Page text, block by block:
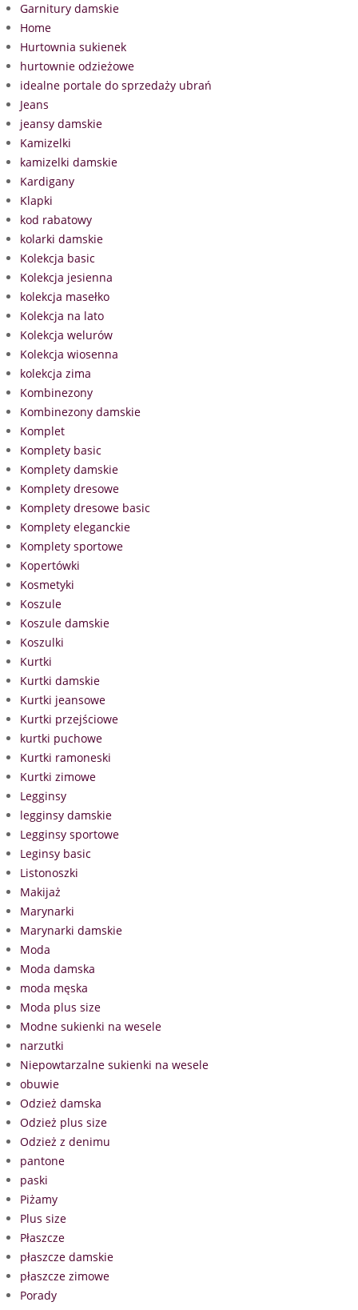
Garnitury damskie
Home
Hurtownia sukienek
hurtownie odzieżowe
idealne portale do sprzedaży ubrań
Jeans
jeansy damskie
Kamizelki
kamizelki damskie
Kardigany
Klapki
kod rabatowy
kolarki damskie
Kolekcja basic
Kolekcja jesienna
kolekcja masełko
Kolekcja na lato
Kolekcja welurów
Kolekcja wiosenna
kolekcja zima
Kombinezony
Kombinezony damskie
Komplet
Komplety basic
Komplety damskie
Komplety dresowe
Komplety dresowe basic
Komplety eleganckie
Komplety sportowe
Kopertówki
Kosmetyki
Koszule
Koszule damskie
Koszulki
Kurtki
Kurtki damskie
Kurtki jeansowe
Kurtki przejściowe
kurtki puchowe
Kurtki ramoneski
Kurtki zimowe
Legginsy
legginsy damskie
Legginsy sportowe
Leginsy basic
Listonoszki
Makijaż
Marynarki
Marynarki damskie
Moda
Moda damska
moda męska
Moda plus size
Modne sukienki na wesele
narzutki
Niepowtarzalne sukienki na wesele
obuwie
Odzież damska
Odzież plus size
Odzież z denimu
pantone
paski
Piżamy
Plus size
Płaszcze
płaszcze damskie
płaszcze zimowe
Porady